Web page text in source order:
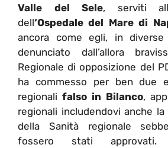
Valle del Sele, serviti
dell‘Ospedale del Mare di
ancora come egli, in diverse
denunciato dall’allora
Regionale di opposizione del
ha commesso per ben due
regionali falso in Bilanco,
regionali includendovi anche
della Sanità regionale
fossero stati approvati.